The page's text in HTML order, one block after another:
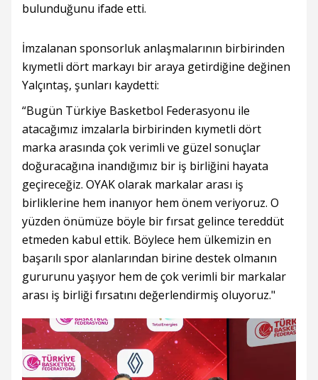
bulunduğunu ifade etti.
İmzalanan sponsorluk anlaşmalarının birbirinden
kıymetli dört markayı bir araya getirdiğine değinen
Yalçıntaş, şunları kaydetti:
“Bugün Türkiye Basketbol Federasyonu ile
atacağımız imzalarla birbirinden kıymetli dört
marka arasında çok verimli ve güzel sonuçlar
doğuracağına inandığımız bir iş birliğini hayata
geçireceğiz. OYAK olarak markalar arası iş
birliklerine hem inanıyor hem önem veriyoruz. O
yüzden önümüze böyle bir fırsat gelince tereddüt
etmeden kabul ettik. Böylece hem ülkemizin en
başarılı spor alanlarından birine destek olmanın
gururunu yaşıyor hem de çok verimli bir markalar
arası iş birliği fırsatını değerlendirmiş oluyoruz."